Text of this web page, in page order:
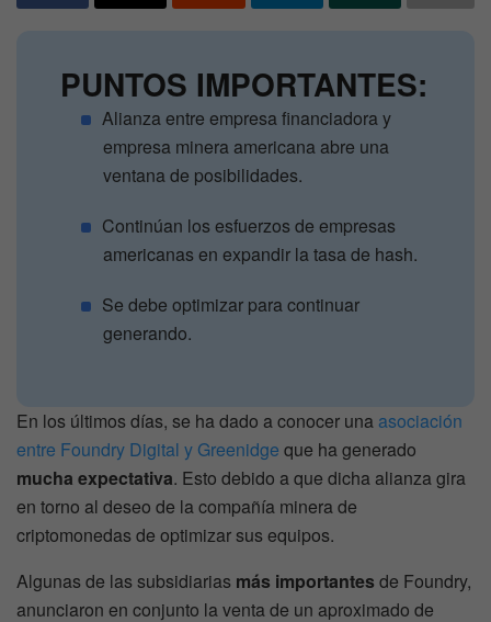
PUNTOS IMPORTANTES:
Alianza entre empresa financiadora y
empresa minera americana abre una
ventana de posibilidades.
Continúan los esfuerzos de empresas
americanas en expandir la tasa de hash.
Se debe optimizar para continuar
generando.
En los últimos días, se ha dado a conocer una asociación
entre Foundry Digital y Greenidge que ha generado
mucha expectativa. Esto debido a que dicha alianza gira
en torno al deseo de la compañía minera de
criptomonedas de optimizar sus equipos.
Algunas de las subsidiarias más importantes de Foundry,
anunciaron en conjunto la venta de un aproximado de